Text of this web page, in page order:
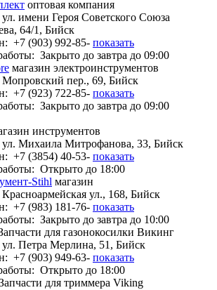
оптовая компания
ул. имени Героя Советского Союза
64/1, Бийск
+7 (903) 992-85- показать
Закрыто до завтра до 09:00
магазин электроинструментов
Мопровский пер., 69, Бийск
+7 (923) 722-85- показать
Закрыто до завтра до 09:00
инструментов
ул. Михаила Митрофанова, 33, Бийск
+7 (3854) 40-53- показать
Открыто до 18:00
Stihl магазин
Красноармейская ул., 168, Бийск
+7 (983) 181-76- показать
Закрыто до завтра до 10:00
для газонокосилки Викинг
ул. Петра Мерлина, 51, Бийск
+7 (903) 949-63- показать
Открыто до 18:00
для триммера Viking